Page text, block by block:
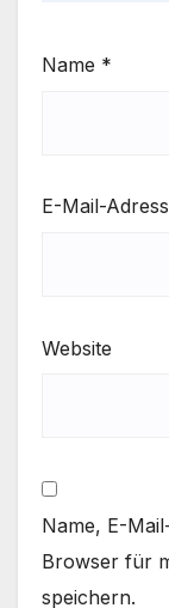
Name *
E-Mail-
Website
Name, E-
Browser für
speichern.